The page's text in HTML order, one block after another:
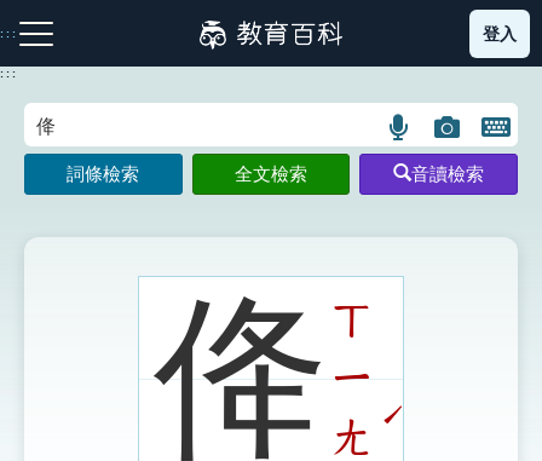
到
主
:::
注音索引圖示 筆畫索引圖示 部首索引表圖示
登入
:::
語
言
搜
示
圖
片
搜
開
鍵
圖
詞條檢索 全文檢索 音讀檢索
佭ㄒ
ㄧ
ㄤ
ˊ